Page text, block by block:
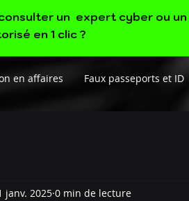
un expert cyber ou
en 1 clic ?
en affaires Faux passeports et ID
janv. 2025 0 min de lecture